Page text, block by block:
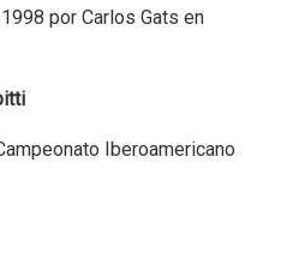
por Carlos Gats en
Iberoamericano
1r1